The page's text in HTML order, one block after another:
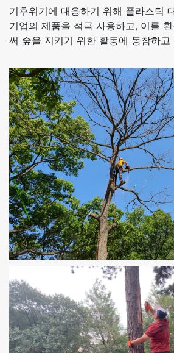
기후위기에 대응하기 위해 플라스틱
기업의 제품을 적극 사용하고, 이를
써 숲을 지키기 위한 활동에 동참하고